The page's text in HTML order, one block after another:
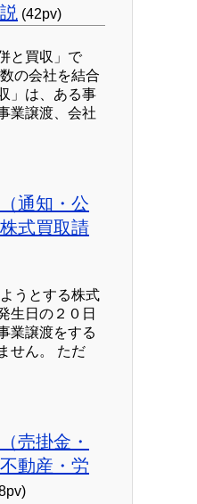
(42pv)
と買収」で
の会社を結合
」は、ある事
業譲渡、会社
通知・公
式買取請
うとする株式
生日の２０日
業譲渡をする
せん。 ただ
売掛金・
動産・労